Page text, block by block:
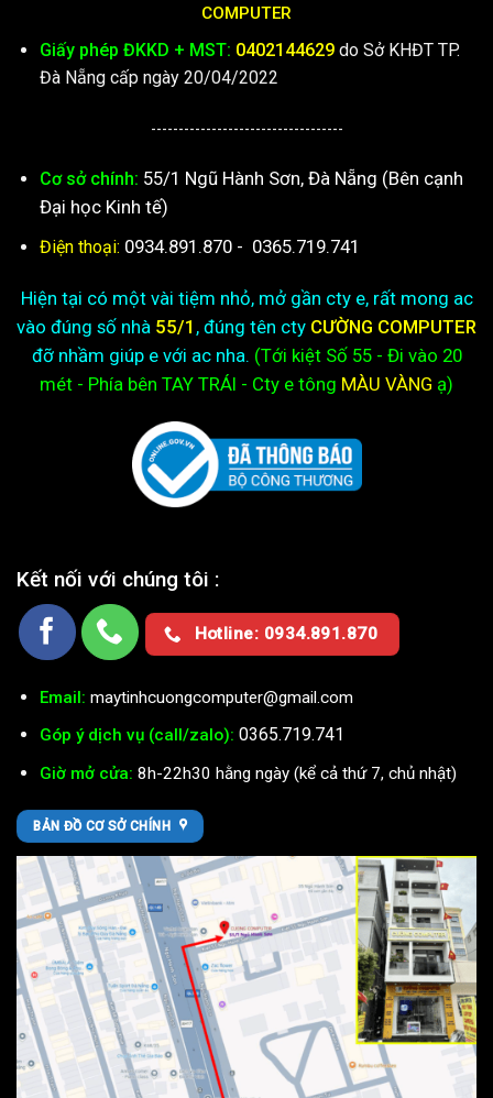
COMPUTER
Giấy phép ĐKKD + MST: 0402144629do Sở KHĐT TP.
Đà Nẵng cấp ngày 20/04/2022
-----------------------------------
Cơ sở chính: 55/1 Ngũ Hành Sơn, Đà Nẵng (Bên cạnh
Đại học Kinh tế)
Điện thoại: 0934.891.870 - 0365.719.741
Hiện tại có một vài tiệm nhỏ, mở gần cty e, rất mong ac
vào đúng số nhà 55/1 , đúng tên cty CƯỜNG COMPUTER
đỡ nhầm giúp e với ac nha. (Tới kiệtSố 55 - Đi vào 20
mét - Phía bên TAY TRÁI - Cty e tông MÀU VÀNG ạ)
Kết nối với chúng tôi :
Hotline: 0934.891.870
Email: maytinhcuongcomputer@gmail.com
Góp ý dịch vụ (call/zalo): 0365.719.741
Giờ mở cửa: 8h-22h30 hằng ngày (kể cả thứ 7, chủ nhật)
BẢN ĐỒ CƠ SỞ CHÍNH